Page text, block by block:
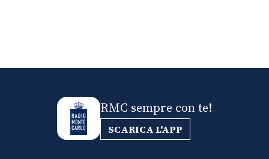
RMC sempre con te!
SCARICA L'APP